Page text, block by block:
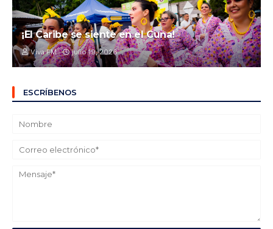
¡El Caribe se siente en el Cuna!
Viva FM julio 19, 2026
ESCRÍBENOS